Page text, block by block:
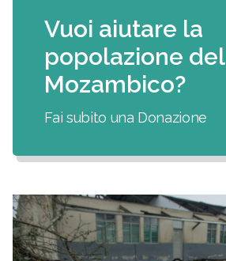
Vuoi aiutare la
popolazione del
Mozambico?
Fai subito una Donazione